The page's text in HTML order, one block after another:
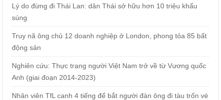
Lý do đừng đi Thái Lan: dân Thái sở hữu hơn 10 triệu khẩu
súng
Truy nã ông chủ 12 doanh nghiệp ở London, phong tỏa 85 bất
động sản
Nghiên cứu: Thực trạng người Việt Nam trở về từ Vương quốc
Anh (giai đoạn 2014-2023)
Nhân viên TfL canh 4 tiếng để bắt người đàn ông đi tàu trốn vé